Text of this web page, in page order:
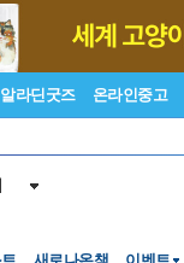
알라딘굿즈 온라인중고